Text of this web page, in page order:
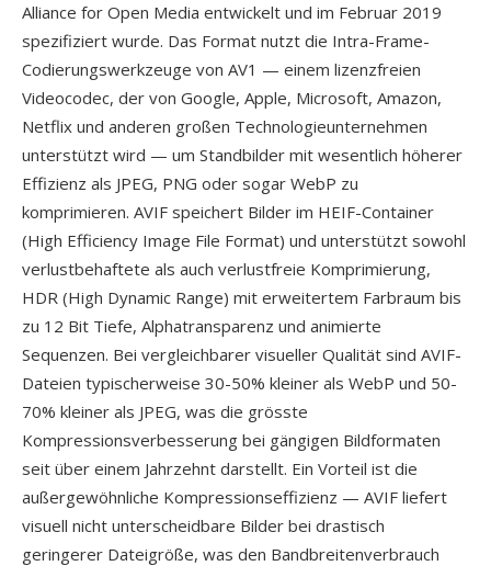
Alliance for Open Media entwickelt und im Februar 2019
spezifiziert wurde. Das Format nutzt die Intra-Frame-
Codierungswerkzeuge von AV1 — einem lizenzfreien
Videocodec, der von Google, Apple, Microsoft, Amazon,
Netflix und anderen großen Technologieunternehmen
unterstützt wird — um Standbilder mit wesentlich höherer
Effizienz als JPEG, PNG oder sogar WebP zu
komprimieren. AVIF speichert Bilder im HEIF-Container
(High Efficiency Image File Format) und unterstützt sowohl
verlustbehaftete als auch verlustfreie Komprimierung,
HDR (High Dynamic Range) mit erweitertem Farbraum bis
zu 12 Bit Tiefe, Alphatransparenz und animierte
Sequenzen. Bei vergleichbarer visueller Qualität sind AVIF-
Dateien typischerweise 30-50% kleiner als WebP und 50-
70% kleiner als JPEG, was die grösste
Kompressionsverbesserung bei gängigen Bildformaten
seit über einem Jahrzehnt darstellt. Ein Vorteil ist die
außergewöhnliche Kompressionseffizienz — AVIF liefert
visuell nicht unterscheidbare Bilder bei drastisch
geringerer Dateigröße, was den Bandbreitenverbrauch